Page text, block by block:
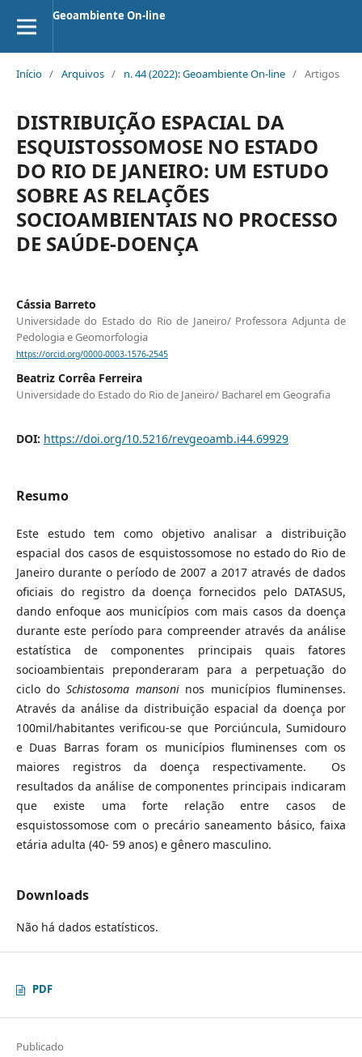
Geoambiente On-line
Início / Arquivos / n. 44 (2022): Geoambiente On-line / Artigos
DISTRIBUIÇÃO ESPACIAL DA
ESQUISTOSSOMOSE NO ESTADO
DO RIO DE JANEIRO: UM ESTUDO
SOBRE AS RELAÇÕES
SOCIOAMBIENTAIS NO PROCESSO
DE SAÚDE-DOENÇA
Cássia Barreto
Universidade do Estado do Rio de Janeiro/ Professora Adjunta de
Pedologia e Geomorfologia
https://orcid.org/0000-0003-1576-2545
Beatriz Corrêa Ferreira
Universidade do Estado do Rio de Janeiro/ Bacharel em Geografia
DOI: https://doi.org/10.5216/revgeoamb.i44.69929
Resumo
Este estudo tem como objetivo analisar a distribuição
espacial dos casos de esquistossomose no estado do Rio de
Janeiro durante o período de 2007 a 2017 através de dados
oficiais do registro da doença fornecidos pelo DATASUS,
dando enfoque aos municípios com mais casos da doença
durante este período para compreender através da análise
estatística de componentes principais quais fatores
socioambientais preponderaram para a perpetuação do
ciclo do Schistosoma mansoni nos municípios fluminenses.
Através da análise da distribuição espacial da doença por
100mil/habitantes verificou-se que Porciúncula, Sumidouro
e Duas Barras foram os municípios fluminenses com os
maiores registros da doença respectivamente. Os
resultados da análise de componentes principais indicaram
que existe uma forte relação entre casos de
esquistossomose com o precário saneamento básico, faixa
etária adulta (40- 59 anos) e gênero masculino.
Downloads
Não há dados estatísticos.
PDF
Publicado